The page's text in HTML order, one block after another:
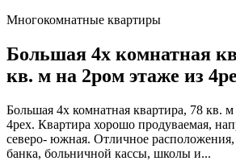
Многокомнатные квартиры
Большая 4х комнатная
кв. м на 2ром этаже из
Большая 4х комнатная квартира, 78 кв.
4рех. Квартира хорошо продуваемая,
северо- южная. Отличное расположения,
банка, больничной кассы, школы и...